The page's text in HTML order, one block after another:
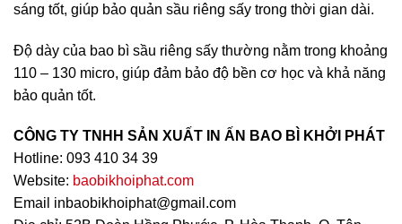
sáng tốt, giúp bảo quản sầu riêng sấy trong thời gian dài.
Độ dày của bao bì sầu riêng sấy thường nằm trong khoảng
110 – 130 micro, giúp đảm bảo độ bền cơ học và khả năng
bảo quản tốt.
CÔNG TY TNHH SẢN XUẤT IN ẤN BAO BÌ KHỞI PHÁT
Hotline: 093 410 34 39
Website: baobikhoiphat.com
Email inbaobikhoiphat@gmail.com